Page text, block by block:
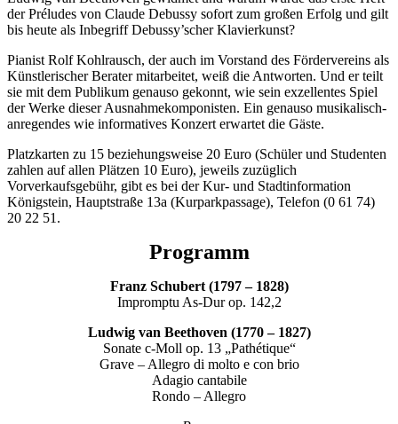
der Préludes von Claude Debussy sofort zum großen Erfolg und gilt
bis heute als Inbegriff Debussy’scher Klavierkunst?
Pianist Rolf Kohlrausch, der auch im Vorstand des Fördervereins als
Künstlerischer Berater mitarbeitet, weiß die Antworten. Und er teilt
sie mit dem Publikum genauso gekonnt, wie sein exzellentes Spiel
der Werke dieser Ausnahmekomponisten. Ein genauso musikalisch-
anregendes wie informatives Konzert erwartet die Gäste.
Platzkarten zu 15 beziehungsweise 20 Euro (Schüler und Studenten
zahlen auf allen Plätzen 10 Euro), jeweils zuzüglich
Vorverkaufsgebühr, gibt es bei der Kur- und Stadtinformation
Königstein, Hauptstraße 13a (Kurparkpassage), Telefon (0 61 74)
20 22 51.
Programm
Franz Schubert (1797 – 1828)
Impromptu As-Dur op. 142,2
Ludwig van Beethoven (1770 – 1827)
Sonate c-Moll op. 13 „Pathétique“
Grave – Allegro di molto e con brio
Adagio cantabile
Rondo – Allegro